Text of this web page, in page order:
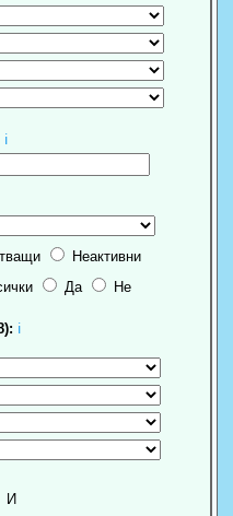
ℹ
Неактивни
Да Не
ℹ
И